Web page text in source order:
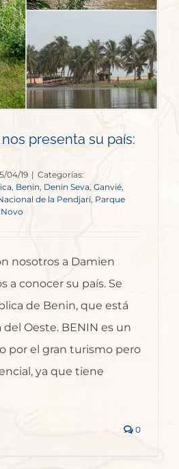
presenta su país:
04/19 | Categorías:
Benin, Denin Seva Ganvié
de la Pendjarí, Parque
nosotros a Damien
a conocer su país. Se
de Benin, que está
Oeste. BENIN es un
por el gran turismo pero
ya que tiene
0